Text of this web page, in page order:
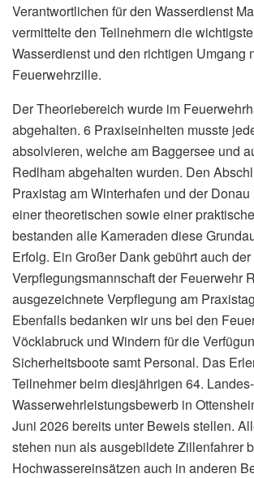
Verantwortlichen für den Wasserdienst
vermittelte den Teilnehmern die
Wasserdienst und den richtigen Umgang
Feuerwehrzille.
Der Theoriebereich wurde im
abgehalten. 6 Praxiseinheiten musste
absolvieren, welche am Baggersee und
Redlham abgehalten wurden. Den
Praxistag am Winterhafen und der
einer theoretischen sowie einer
bestanden alle Kameraden diese
Erfolg. Ein Großer Dank gebührt auch der
Verpflegungsmannschaft der Feuerwehr
ausgezeichnete Verpflegung am
Ebenfalls bedanken wir uns bei den
Vöcklabruck und Windern für die
Sicherheitsboote samt Personal. Das
Teilnehmer beim diesjährigen 64. Landes-
Wasserwehrleistungsbewerb in
Juni 2026 bereits unter Beweis stellen.
stehen nun als ausgebildete Zillenfahrer
Hochwassereinsätzen auch in anderen